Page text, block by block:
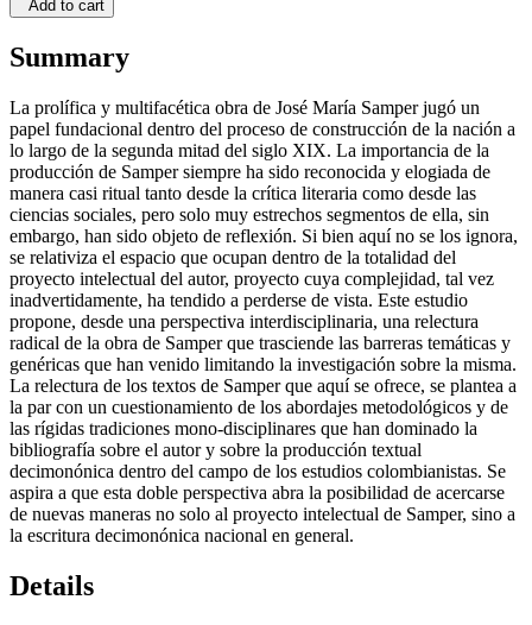
Add to cart
Summary
La prolífica y multifacética obra de José María Samper jugó un
papel fundacional dentro del proceso de construcción de la nación a
lo largo de la segunda mitad del siglo XIX. La importancia de la
producción de Samper siempre ha sido reconocida y elogiada de
manera casi ritual tanto desde la crítica literaria como desde las
ciencias sociales, pero solo muy estrechos segmentos de ella, sin
embargo, han sido objeto de reflexión. Si bien aquí no se los ignora,
se relativiza el espacio que ocupan dentro de la totalidad del
proyecto intelectual del autor, proyecto cuya complejidad, tal vez
inadvertidamente, ha tendido a perderse de vista. Este estudio
propone, desde una perspectiva interdisciplinaria, una relectura
radical de la obra de Samper que trasciende las barreras temáticas y
genéricas que han venido limitando la investigación sobre la misma.
La relectura de los textos de Samper que aquí se ofrece, se plantea a
la par con un cuestionamiento de los abordajes metodológicos y de
las rígidas tradiciones mono-disciplinares que han dominado la
bibliografía sobre el autor y sobre la producción textual
decimonónica dentro del campo de los estudios colombianistas. Se
aspira a que esta doble perspectiva abra la posibilidad de acercarse
de nuevas maneras no solo al proyecto intelectual de Samper, sino a
la escritura decimonónica nacional en general.
Details